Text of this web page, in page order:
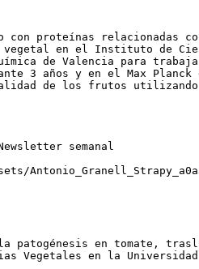
proteínas relacionadas
vegetal en el Instituto de
de Valencia para
3 años y en el Max
de los frutos utilizando
semanal
en tomate,
Vegetales en la